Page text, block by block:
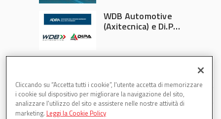
WDB Automotive
(Axitecnica) e Di.Pa.
Cliccando su “Accetta tutti i cookie”, l'utente accetta di memorizzare
i cookie sul dispositivo per migliorare la navigazione del sito,
analizzare l'utilizzo del sito e assistere nelle nostre attività di
marketing. Leggi la Cookie Policy